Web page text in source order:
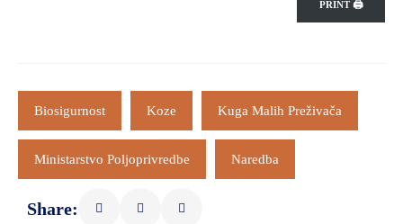
PRINT 🖨
Biosigurnost Koze Kuga Malih Preživača
Ministarstvo Poljoprivredbe Naredba
Share: